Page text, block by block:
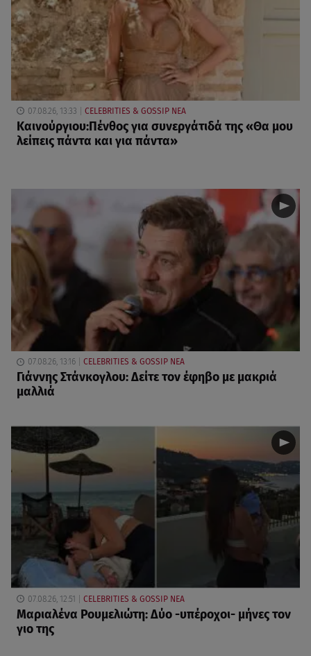
07.08.26, 13:33 CELEBRITIES & GOSSIP ΝΕΑ
Καινούργιου:Πένθος για συνεργάτιδά της «Θα μου
λείπεις πάντα και για πάντα»
07.08.26, 13:16 CELEBRITIES & GOSSIP ΝΕΑ
Γιάννης Στάνκογλου: Δείτε τον έφηβο με μακριά
μαλλιά
07.08.26, 12:51 CELEBRITIES & GOSSIP ΝΕΑ
Μαριαλένα Ρουμελιώτη: Δύο -υπέροχοι- μήνες τον
γιο της